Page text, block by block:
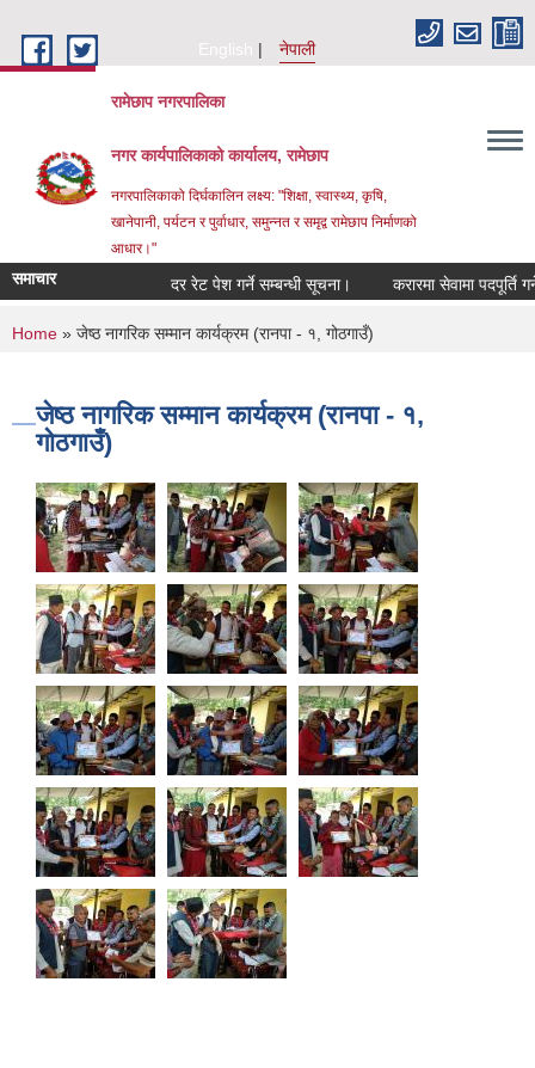
English
नेपाली
रामेछाप नगरपालिका
नगर कार्यपालिकाको कार्यालय, रामेछाप
नगरपालिकाको दिर्घकालिन लक्ष्य: "शिक्षा, स्वास्थ्य, कृषि,
खानेपानी, पर्यटन र पुर्वाधार, समुन्नत र समृद्व रामेछाप निर्माणको
आधार।"
समाचार दर रेट पेश गर्ने सम्बन्धी सूचना। करारमा सेवामा पदपूर्ति गर्ने
You are here
Home » जेष्ठ नागरिक सम्मान कार्यक्रम (रानपा - १, गोठगाउँ)
जेष्ठ नागरिक सम्मान कार्यक्रम (रानपा - १,
गोठगाउँ)